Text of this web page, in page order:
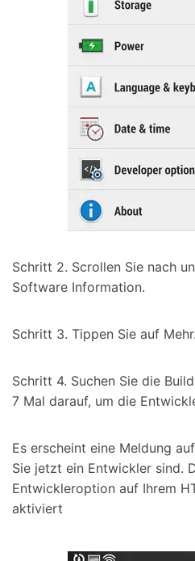
Schritt 2. Scrollen Sie nach
Software Information.
Schritt 3. Tippen Sie auf Mehr.
Schritt 4. Suchen Sie die
7 Mal darauf, um die
Es erscheint eine Meldung
Sie jetzt ein Entwickler sind.
Entwickleroption auf Ihrem
aktiviert